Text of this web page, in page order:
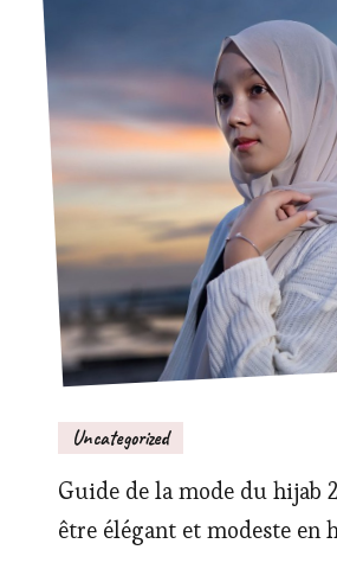
Uncategorized
Guide de la mode du hijab
être élégant et modeste en